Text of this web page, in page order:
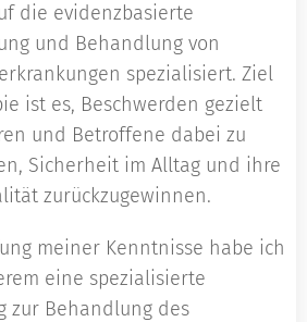
die evidenzbasierte
und Behandlung von
spezialisiert. Ziel
ist es, Beschwerden gezielt
und Betroffene dabei zu
Sicherheit im Alltag und ihre
zurückzugewinnen.
meiner Kenntnisse habe ich
eine spezialisierte
zur Behandlung des